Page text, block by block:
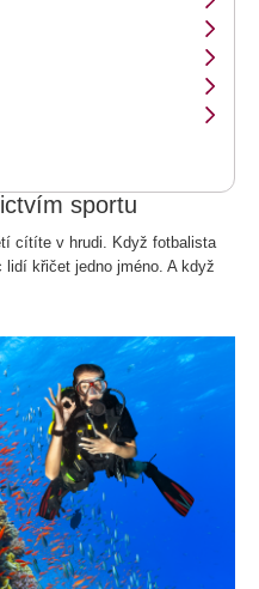
sportu
cítíte v hrudi. Když fotbalista
křičet jedno jméno. A když